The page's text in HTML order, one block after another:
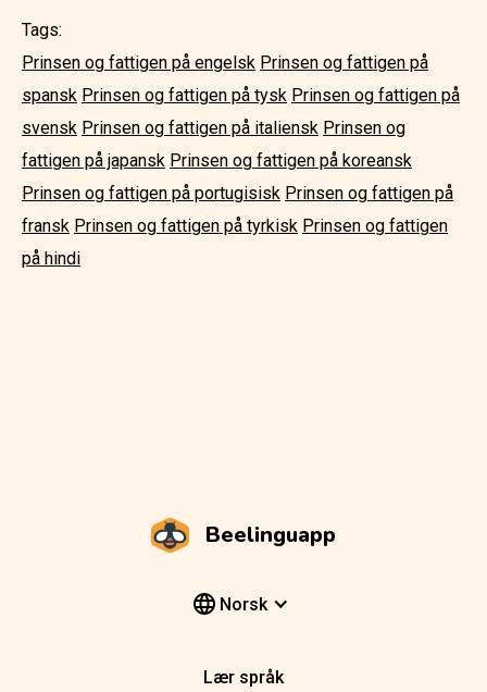
Tags:
Prinsen og fattigen på engelsk Prinsen og fattigen på
spansk Prinsen og fattigen på tysk Prinsen og fattigen på
svensk Prinsen og fattigen på italiensk Prinsen og
fattigen på japansk Prinsen og fattigen på koreansk
Prinsen og fattigen på portugisisk Prinsen og fattigen på
fransk Prinsen og fattigen på tyrkisk Prinsen og fattigen
på hindi
Beelinguapp
Norsk
Lær språk